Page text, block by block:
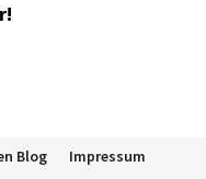
Blog Impressum